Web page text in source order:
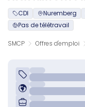
CDI Nuremberg
Pas de télétravail
SMCP Offres d'emploi